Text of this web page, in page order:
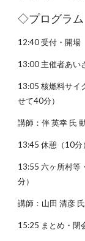
◇プログラム
12:40 受付・開場
13:00 主催者あい
13:05 核燃料サイ
せて40分）
講師：伴 英幸 氏
13:45 休憩（10分
13:55 六ヶ所村等
分）
講師：山田 清彦
15:25 まとめ・閉